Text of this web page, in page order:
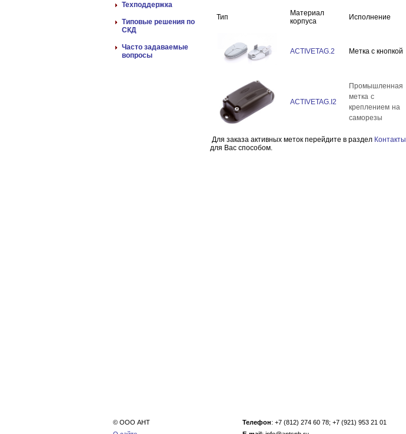
Техподдержка
Типовые решения по
СКД
Часто задаваемые
вопросы
Тип
Материал
корпуса
Исполнение
ACTIVETAG.2 Метка с кнопкой
ACTIVETAG.I2
Промышленная
метка с
креплением на
саморезы
Для заказа активных меток перейдите в раздел Контакты
для Вас способом.
© ООО АНТ
Телефон: +7 (812) 274 60 78; +7 (921) 953 21 01